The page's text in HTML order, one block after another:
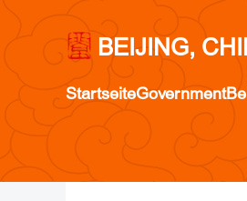
BEIJING,
StartseiteGovernment